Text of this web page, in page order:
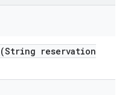
(String reservation